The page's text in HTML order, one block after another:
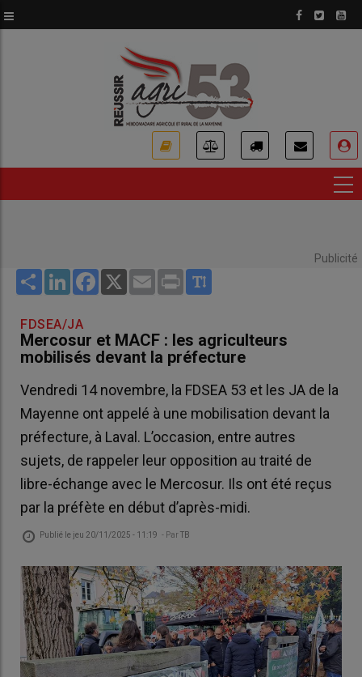
au
Publicité
Share LinkedInFacebook
X Email Print
FDSEA/JA
Mercosur et MACF : les agriculteurs
mobilisés devant la préfecture
Vendredi 14 novembre, la FDSEA 53 et les JA de la
Mayenne ont appelé à une mobilisation devant la
préfecture, à Laval. L’occasion, entre autres
sujets, de rappeler leur opposition au traité de
libre-échange avec le Mercosur. Ils ont été reçus
par la préfète en début d’après-midi.
Publié le jeu 20/11/2025 - 11:19 - ParTB